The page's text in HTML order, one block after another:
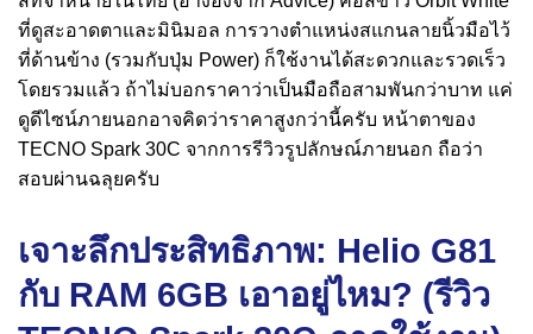
ที่ดูสะอาดตาและมินิมอล การวางตำแหน่งสแกนลายนิ้วมือไว้
ที่ด้านข้าง (รวมกับปุ่ม Power) ก็ใช้งานได้สะดวกและรวดเร็ว
โดยรวมแล้ว ถ้าไม่บอกราคาว่าเป็นมือถือสามพันกว่าบาท แค่
ดูดีไซน์ภายนอกอาจคิดว่าราคาสูงกว่านี้ครับ หน้าตาของ
TECNO Spark 30C จากการรีวิวรูปลักษณ์ภายนอก ถือว่า
สอบผ่านฉลุยครับ
เจาะลึกประสิทธิภาพ: Helio G81
กับ RAM 6GB เอาอยู่ไหม? (รีวิว